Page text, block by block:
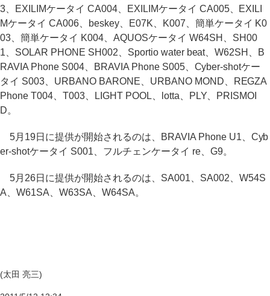
3、EXILIMケータイ CA004、EXILIMケータイ CA005、EXILI
Mケータイ CA006、beskey、E07K、K007、簡単ケータイ K0
03、簡単ケータイ K004、AQUOSケータイ W64SH、SH00
1、SOLAR PHONE SH002、Sportio water beat、W62SH、B
RAVIA Phone S004、BRAVIA Phone S005、Cyber-shotケー
タイ S003、URBANO BARONE、URBANO MOND、REGZA
Phone T004、T003、LIGHT POOL、lotta、PLY、PRISMOI
D。
5月19日に提供が開始されるのは、BRAVIA Phone U1、Cyb
er-shotケータイ S001、フルチェンケータイ re、G9。
5月26日に提供が開始されるのは、SA001、SA002、W54S
A、W61SA、W63SA、W64SA。
(太田 亮三)